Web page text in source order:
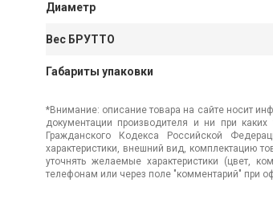
Диаметр
Вес БРУТТО
Габариты упаковки
*Внимание: описание товара на сайте носит
документации производителя и ни при
Гражданского Кодекса Российской
характеристики, внешний вид, комплектацию
уточнять желаемые характеристики (цвет,
телефонам или через поле "комментарий" при